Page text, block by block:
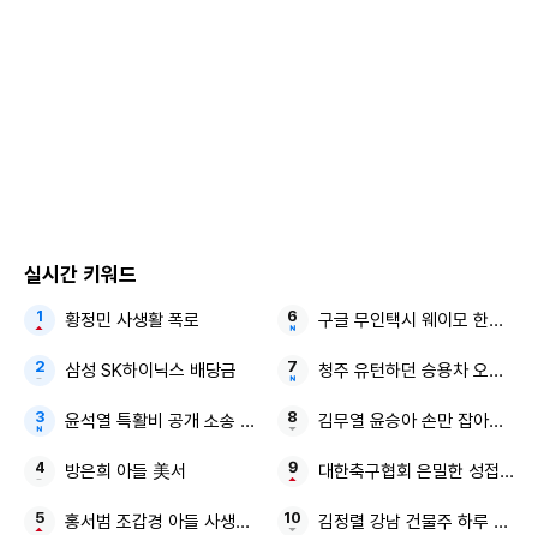
C)에서 전산학 석·박사 학위를 취득한 윤 이사는 IT 전략과 시스템
운영 전문성을 갖춘 인물로 평가된다.
신한금융은 올해 3월 양인집 어니컴 창업주를 사외이사로 선
임했다. 양 이사는 업계에서 디지털 사업과 ICT 기술에 대한
다. 어니컴은 1998년 설립된 IT 소프트웨어 개발 회사로 빅데
이터, 머신러닝, AI 솔루션 및 모바일 어플리케이션 개발과 IC
실시간 키워드
황정민 사생활 폭로
삼성 SK하이닉스 배당금
윤석열 특활비 공개 소송 대통령실
방은희 아들 美서
홍서범 조갑경 아들 사생활 논란
구글 무인택시 웨이모 한국 진
청주 유턴하던 승용차 오토바이
김무열 윤승아 손만 잡아도 영
대한축구협회 은밀한 성접대
김정렬 강남 건물주 하루 1억